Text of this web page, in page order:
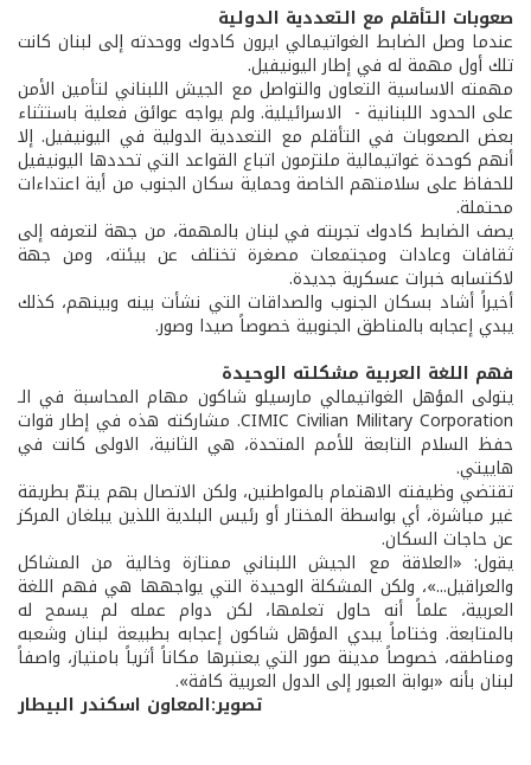
صعوبات التأقلم مع التعددية الدولية
عندما وصل الضابط الغواتيمالي ايرون كادوك ووحدته إلى لبنان كانت
تلك أول مهمة له في إطار اليونيفيل.
مهمته الاساسية التعاون والتواصل مع الجيش اللبناني لتأمين الأمن
على الحدود اللبنانية - الاسرائيلية. ولم يواجه عوائق فعلية باستثناء
بعض الصعوبات في التأقلم مع التعددية الدولية في اليونيفيل. إلا
أنهم كوحدة غواتيمالية ملتزمون اتباع القواعد التي تحددها اليونيفيل
للحفاظ على سلامتهم الخاصة وحماية سكان الجنوب من أية اعتداءات
محتملة.
يصف الضابط كادوك تجربته في لبنان بالمهمة، من جهة لتعرفه إلى
ثقافات وعادات ومجتمعات مصغرة تختلف عن بيئته، ومن جهة
لاكتسابه خبرات عسكرية جديدة.
أخيراً أشاد بسكان الجنوب والصداقات التي نشأت بينه وبينهم، كذلك
يبدي إعجابه بالمناطق الجنوبية خصوصاً صيدا وصور.
فهم اللغة العربية مشكلته الوحيدة
يتولى المؤهل الغواتيمالي مارسيلو شاكون مهام المحاسبة في الـ
CIMIC Civilian Military Corporation. مشاركته هذه في إطار قوات
حفظ السلام التابعة للأمم المتحدة، هي الثانية، الاولى كانت في
هاييتي.
تقتضي وظيفته الاهتمام بالمواطنين، ولكن الاتصال بهم يتمّ بطريقة
غير مباشرة، أي بواسطة المختار أو رئيس البلدية اللذين يبلغان المركز
عن حاجات السكان.
يقول: «العلاقة مع الجيش اللبناني ممتازة وخالية من المشاكل
والعراقيل...»، ولكن المشكلة الوحيدة التي يواجهها هي فهم اللغة
العربية، علماً أنه حاول تعلمها، لكن دوام عمله لم يسمح له
بالمتابعة. وختاماً يبدي المؤهل شاكون إعجابه بطبيعة لبنان وشعبه
ومناطقه، خصوصاً مدينة صور التي يعتبرها مكاناً أثرياً بامتياز، واصفاً
لبنان بأنه «بوابة العبور إلى الدول العربية كافة».
تصوير:المعاون اسكندر البيطار